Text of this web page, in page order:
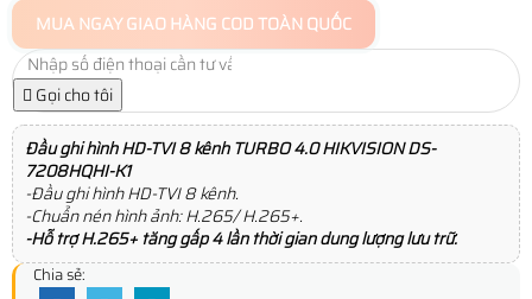
MUA NGAYGIAO HÀNG COD TOÀN QUỐC
Gọi cho tôi
Đầu ghi hình HD-TVI 8 kênh TURBO 4.0 HIKVISION DS-
7208HQHI-K1
-Đầu ghi hình HD-TVI 8 kênh.
-Chuẩn nén hình ảnh: H.265/ H.265+.
-Hỗ trợ H.265+ tăng gấp 4 lần thời gian dung lượng lưu trữ.
Chia sẻ: